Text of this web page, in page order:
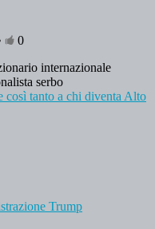
0
internazionale
serbo
così tanto a chi diventa Alto